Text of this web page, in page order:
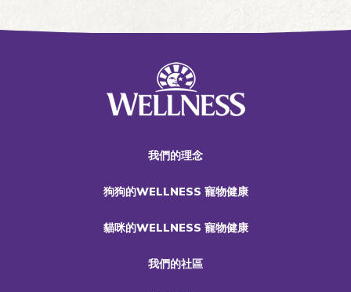
我們的理念
狗狗的WELLNESS 寵物健康
貓咪的WELLNESS 寵物健康
我們的社區